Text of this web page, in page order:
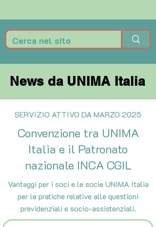
News da UNIMA Italia
News da UNIMA Italia
SERVIZIO ATTIVO DA MARZO 2025
Convenzione tra UNIMA
Italia e il Patronato
nazionale INCA CGIL
Vantaggi per i soci e le socie UNIMA Italia
per le pratiche relative alle questioni
previdenziali e socio-assistenziali.